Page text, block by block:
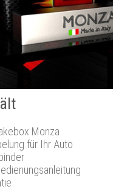
Monza
für Ihr Auto